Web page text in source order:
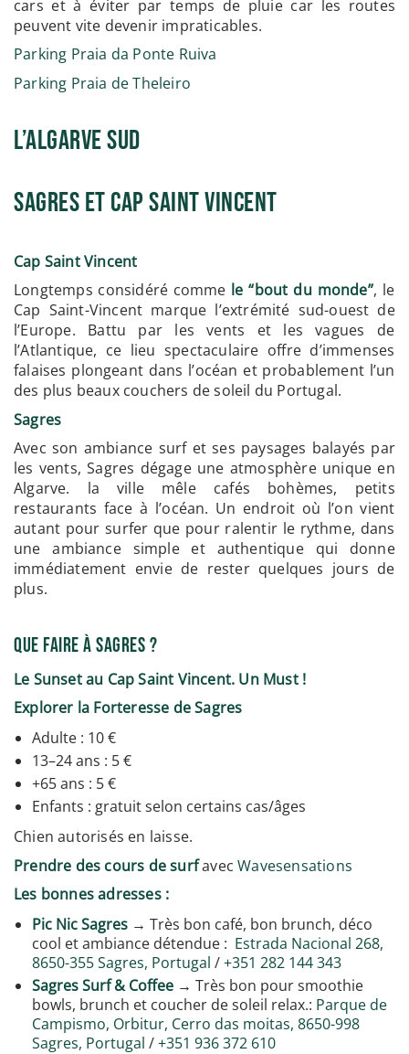
cars et à éviter par temps de pluie car les routes
peuvent vite devenir impraticables.
Parking Praia da Ponte Ruiva
Parking Praia de Theleiro
L’Algarve Sud
Sagres et Cap Saint Vincent
Cap Saint Vincent
Longtemps considéré comme le “bout du monde”, le
Cap Saint-Vincent marque l’extrémité sud-ouest de
l’Europe. Battu par les vents et les vagues de
l’Atlantique, ce lieu spectaculaire offre d’immenses
falaises plongeant dans l’océan et probablement l’un
des plus beaux couchers de soleil du Portugal.
Sagres
Avec son ambiance surf et ses paysages balayés par
les vents, Sagres dégage une atmosphère unique en
Algarve. la ville mêle cafés bohèmes, petits
restaurants face à l’océan. Un endroit où l’on vient
autant pour surfer que pour ralentir le rythme, dans
une ambiance simple et authentique qui donne
immédiatement envie de rester quelques jours de
plus.
Que Faire à Sagres ?
Le Sunset au Cap Saint Vincent. Un Must !
Explorer la Forteresse de Sagres
Adulte : 10 €
13–24 ans : 5 €
+65 ans : 5 €
Enfants : gratuit selon certains cas/âges
Chien autorisés en laisse.
Prendre des cours de surfavecWavesensations
Les bonnes adresses :
Pic Nic Sagres → Très bon café, bon brunch, déco
cool et ambiance détendue : Estrada Nacional 268,
8650-355 Sagres, Portugal /+351 282 144 343
Sagres Surf & Coffee → Très bon pour smoothie
bowls, brunch et coucher de soleil relax.: Parque de
Campismo, Orbitur, Cerro das moitas, 8650-998
Sagres, Portugal /+351 936 372 610